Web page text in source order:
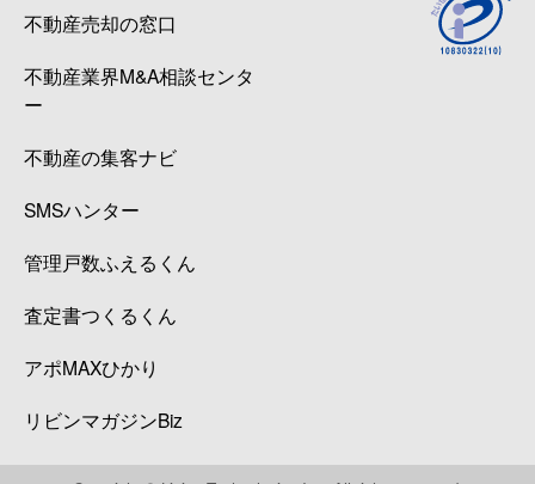
不動産売却の窓口
不動産業界M&A相談センタ
ー
不動産の集客ナビ
SMSハンター
管理戸数ふえるくん
査定書つくるくん
アポMAXひかり
リビンマガジンBiz